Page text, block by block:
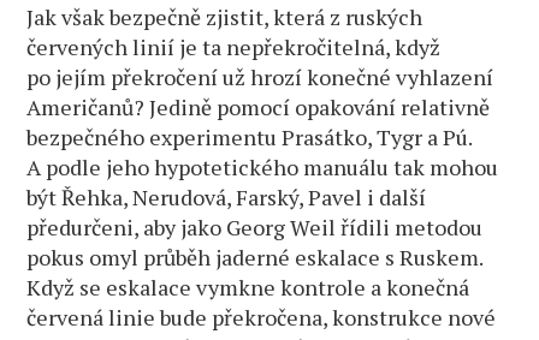
Jak však bezpečně zjistit, která z ruských
červených linií je ta nepřekročitelná, když
po jejím překročení už hrozí konečné vyhlazení
Američanů? Jedině pomocí opakování relativně
bezpečného experimentu Prasátko, Tygr a Pú.
A podle jeho hypotetického manuálu tak mohou
být Řehka, Nerudová, Farský, Pavel i další
předurčeni, aby jako Georg Weil řídili metodou
pokus omyl průběh jaderné eskalace s Ruskem.
Když se eskalace vymkne kontrole a konečná
červená linie bude překročena, konstrukce nové